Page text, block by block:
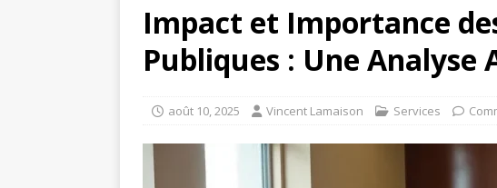
Impact et Importance
Publiques : Une Analyse
août 10, 2025 Vincent Lamaison Services